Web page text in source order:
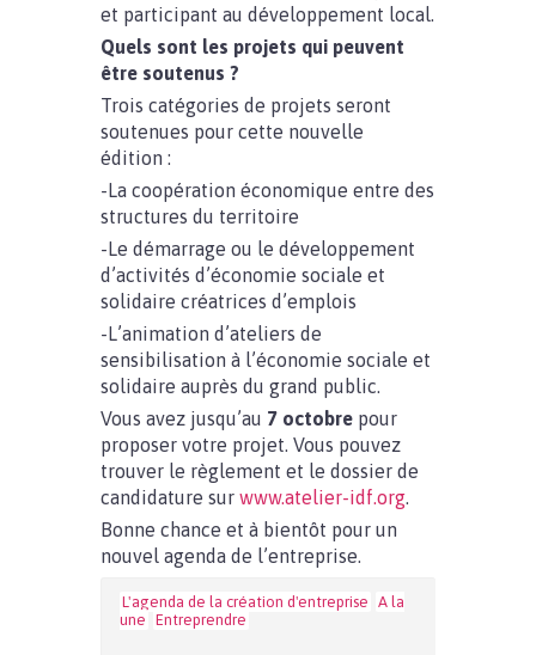
et participant au développement local.
Quels sont les projets qui peuvent
être soutenus ?
Trois catégories de projets seront
soutenues pour cette nouvelle
édition :
-La coopération économique entre des
structures du territoire
-Le démarrage ou le développement
d’activités d’économie sociale et
solidaire créatrices d’emplois
-L’animation d’ateliers de
sensibilisation à l’économie sociale et
solidaire auprès du grand public.
Vous avez jusqu’au 7 octobre pour
proposer votre projet. Vous pouvez
trouver le règlement et le dossier de
candidature sur www.atelier-idf.org.
Bonne chance et à bientôt pour un
nouvel agenda de l’entreprise.
L'agenda de la création d'entreprise A la
une Entreprendre